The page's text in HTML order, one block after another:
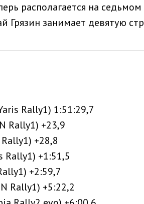
располагается на
Грязин занимает девятую
Rally1) 1:51:29,7
Rally1) +23,9
+28,8
Rally1) +1:51,5
+2:59,7
Rally1) +5:22,2